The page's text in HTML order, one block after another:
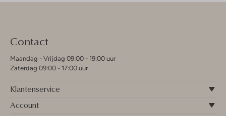
Contact
Maandag - Vrijdag 09:00 - 19:00 uur
Zaterdag 09:00 - 17:00 uur
Klantenservice
Account